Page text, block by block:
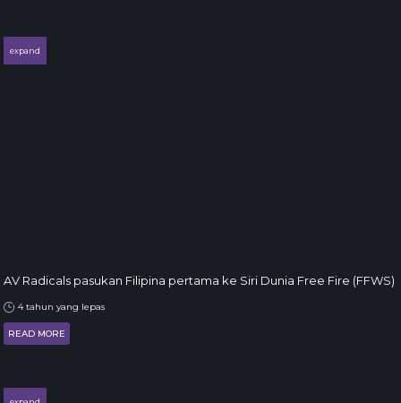
expand
AV Radicals pasukan Filipina pertama ke Siri Dunia Free Fire (FFWS)
4 tahun yang lepas
READ MORE